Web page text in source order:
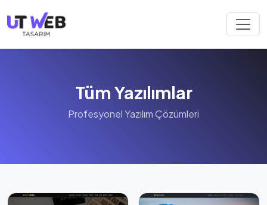
Tüm Yazılımlar
Profesyonel Yazılım Çözümleri